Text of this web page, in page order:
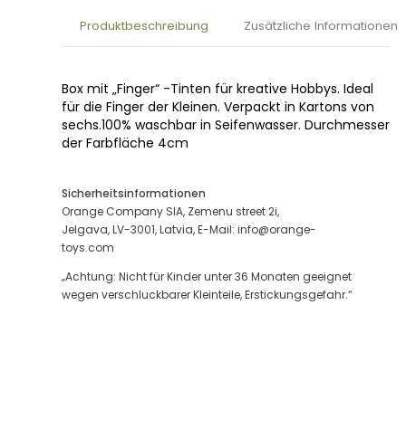
Produktbeschreibung Zusätzliche Informationen
Box mit „Finger“ -Tinten für kreative Hobbys. Ideal
für die Finger der Kleinen. Verpackt in Kartons von
sechs.100% waschbar in Seifenwasser. Durchmesser
der Farbfläche 4cm
Sicherheitsinformationen
Orange Company SIA, Zemenu street 2i,
Jelgava, LV-3001, Latvia, E-Mail: info@orange-
toys.com
„Achtung: Nicht für Kinder unter 36 Monaten geeignet
wegen verschluckbarer Kleinteile, Erstickungsgefahr.“